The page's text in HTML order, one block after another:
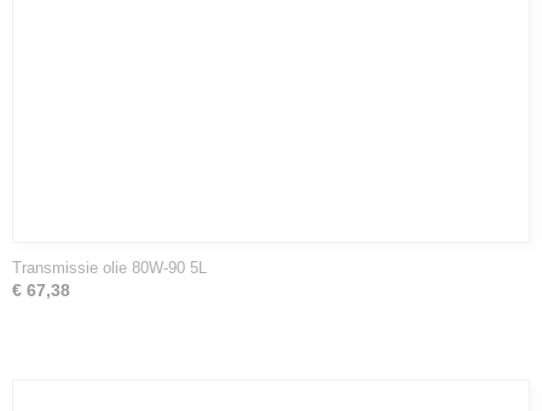
Transmissie olie 80W-90 5L
€ 67,38